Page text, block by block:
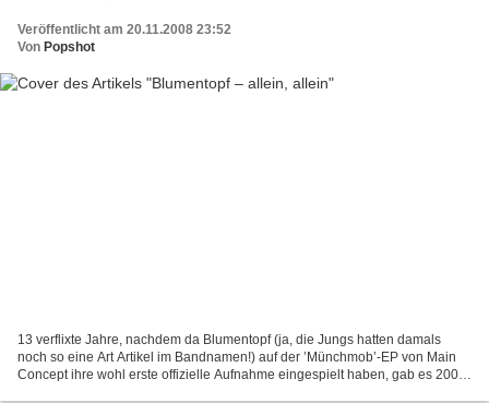
Veröffentlicht am 20.11.2008 23:52
Von Popshot
13 verflixte Jahre, nachdem da Blumentopf (ja, die Jungs hatten damals
noch so eine Art Artikel im Bandnamen!) auf der ’Münchmob’-EP von Main
Concept ihre wohl erste offizielle Aufnahme eingespielt haben, gab es 2008